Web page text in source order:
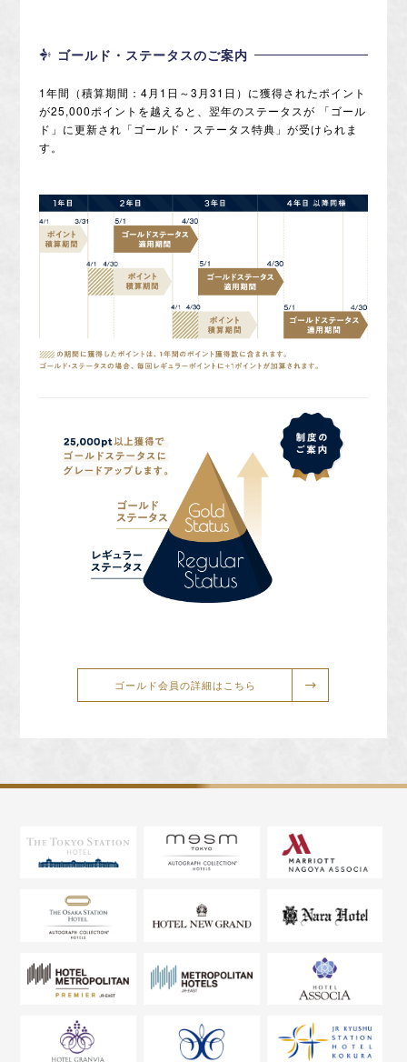
ゴールド・ステータスのご案内
1年間（積算期間：4月1日～3月31日）に獲得されたポイント
が25,000ポイントを越えると、翌年のステータスが 「ゴール
ド」に更新され「ゴールド・ステータス特典」が受けられま
す。
ゴールド会員の詳細はこちら